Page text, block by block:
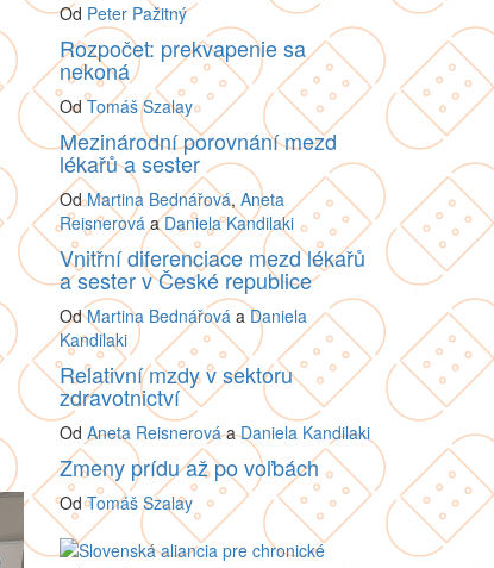
Od Peter Pažitný
Rozpočet: prekvapenie sa
nekoná
OdTomáš Szalay
Mezinárodní porovnání mezd
lékařů a sester
OdMartina Bednářová,Aneta
ReisnerováaDaniela Kandilaki
Vnitřní diferenciace mezd lékařů
a sester v České republice
OdMartina Bednářová aDaniela
Kandilaki
Relativní mzdy v sektoru
zdravotnictví
OdAneta ReisnerováaDaniela Kandilaki
Zmeny prídu až po voľbách
OdTomáš Szalay